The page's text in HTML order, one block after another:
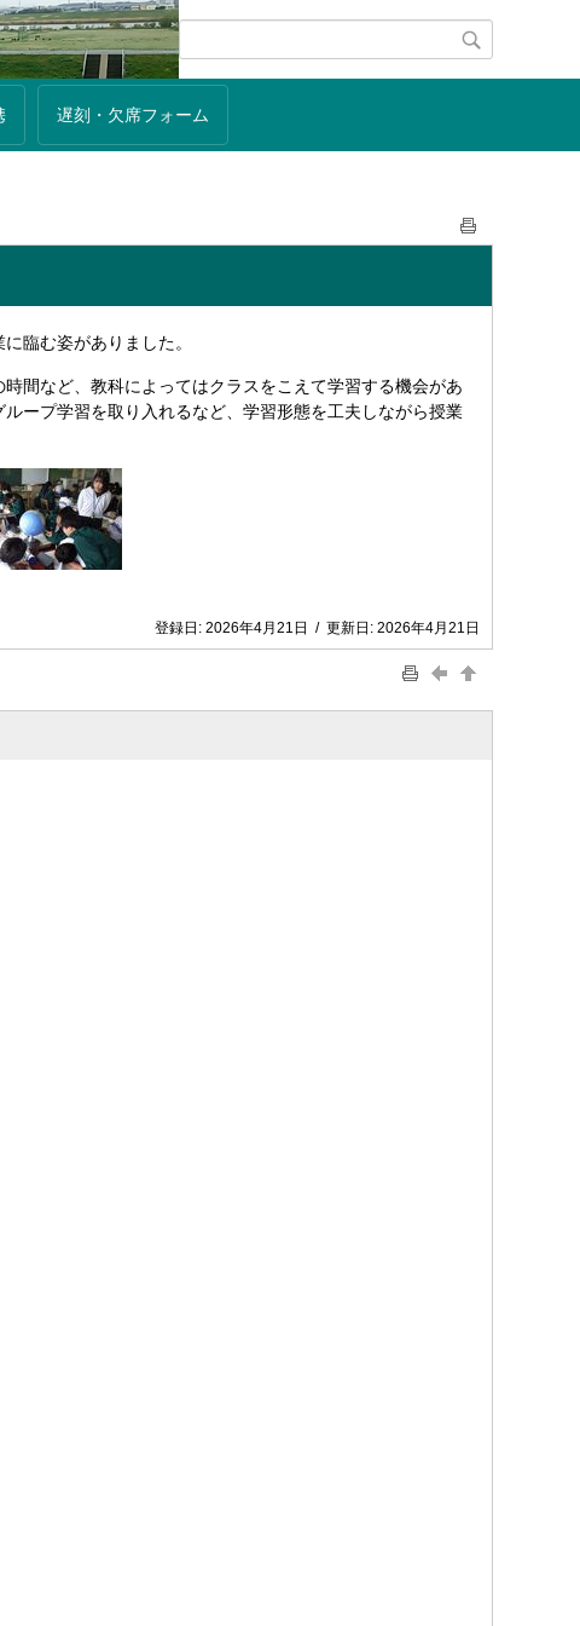
遅刻・欠席フォーム
臨む姿がありました。
間など、教科によってはクラスをこえて学習する機会があ
ープ学習を取り入れるなど、学習形態を工夫しながら授業
登録日: 2026年4月21日 / 更新日: 2026年4月21日